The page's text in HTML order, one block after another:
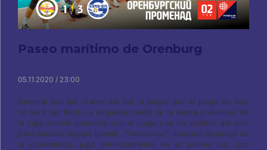
Paseo marítimo de Orenburg
05.11.2020 / 23:00
Caminar por los Urales del Sur, a juzgar por el juego de hoy,
no será tan fácil. La segunda ronda de la etapa preliminar de
la Liga Juvenil comenzó con el juego con los dueños del sitio
para nuestro equipo juvenil.. "Petroleros", liberado después de
la cuarentena, jugó nerviosamente en el primer set, con